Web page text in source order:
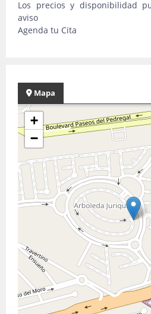
Los precios y disponibilidad
aviso
Agenda tu Cita
Mapa
+
−